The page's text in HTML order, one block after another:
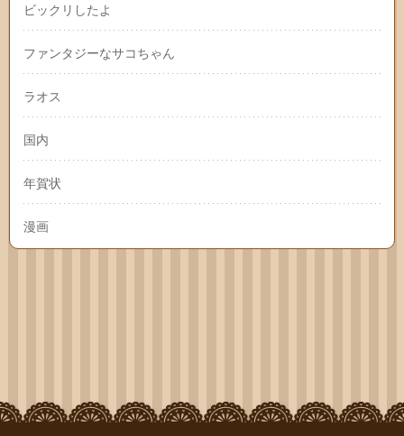
ビックリしたよ
ファンタジーなサコちゃん
ラオス
国内
年賀状
漫画